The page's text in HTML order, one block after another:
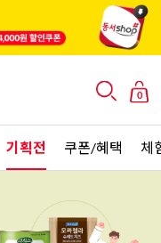
0
기획전 쿠폰/혜택 체